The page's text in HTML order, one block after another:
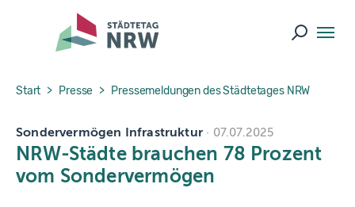
Skip to main navigation
Skip to main content
Skip to page footer
Suche
You are here:
Start Presse Pressemeldungen des Städtetages NRW
Sondervermögen Infrastruktur 07.07.2025
NRW-Städte brauchen 78 Prozent
vom Sondervermögen